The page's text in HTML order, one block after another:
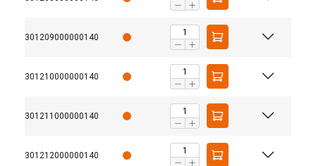
301209000000140
301210000000140
301211000000140
301212000000140